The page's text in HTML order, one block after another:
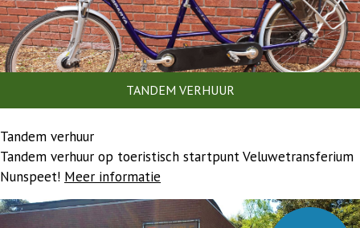
TANDEM VERHUUR
Tandem verhuur
Tandem verhuur op toeristisch startpunt Veluwetransferium
Nunspeet! Meer informatie